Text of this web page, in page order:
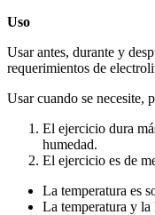
Uso
Usar antes, durante y
requerimientos de
Usar cuando se necesite,
El ejercicio dura
humedad.
El ejercicio es de
La temperatura es
La temperatura y la